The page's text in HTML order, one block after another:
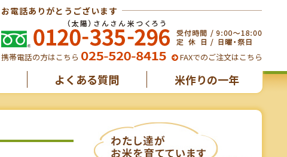
お電話ありがとうございます
携帯電話の方はこちら FAXでのご注文はこちら
よくある質問 米作りの一年